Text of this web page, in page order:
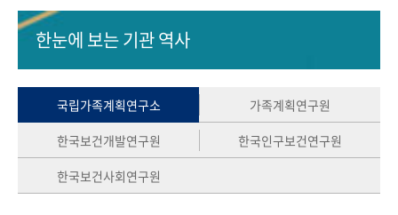
50+1 주년 기념
세계와 함께 한 KIHASA
VR 역사관
한눈에 보는기관 역사
국립가족계획연구소
가족계획연구원
한국보건개발연구원
한국인구보건연구원
한국보건사회연구원